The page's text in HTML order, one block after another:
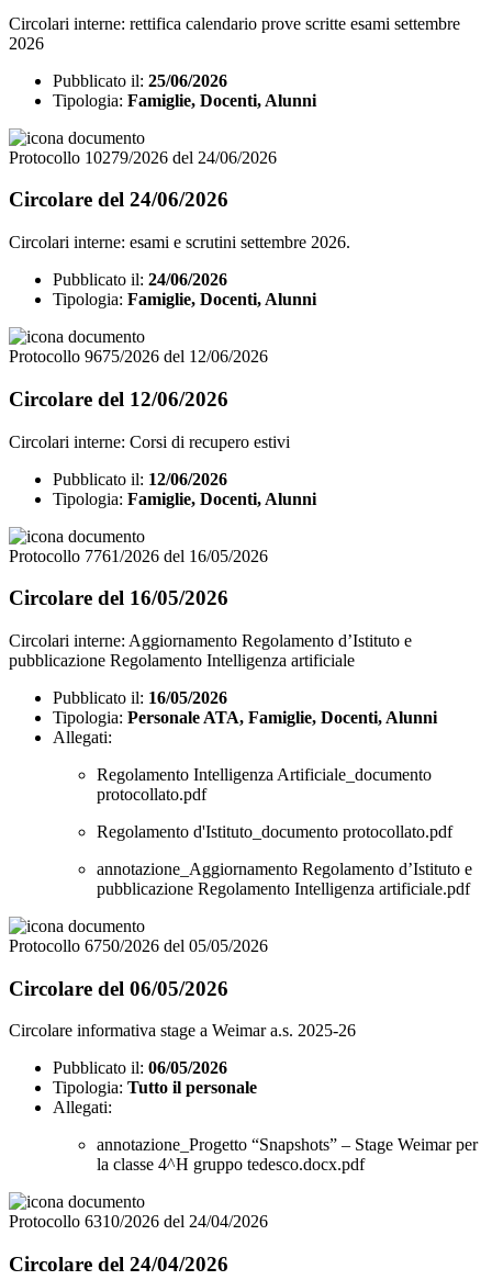
Circolari interne: rettifica calendario prove scritte esami settembre
2026
Pubblicato il: 25/06/2026
Tipologia: Famiglie, Docenti, Alunni
Protocollo 10279/2026 del 24/06/2026
Circolare del 24/06/2026
Circolari interne: esami e scrutini settembre 2026.
Pubblicato il: 24/06/2026
Tipologia: Famiglie, Docenti, Alunni
Protocollo 9675/2026 del 12/06/2026
Circolare del 12/06/2026
Circolari interne: Corsi di recupero estivi
Pubblicato il: 12/06/2026
Tipologia: Famiglie, Docenti, Alunni
Protocollo 7761/2026 del 16/05/2026
Circolare del 16/05/2026
Circolari interne: Aggiornamento Regolamento d’Istituto e
pubblicazione Regolamento Intelligenza artificiale
Pubblicato il: 16/05/2026
Tipologia: Personale ATA, Famiglie, Docenti, Alunni
Allegati:
Regolamento Intelligenza Artificiale_documento
protocollato.pdf
Regolamento d'Istituto_documento protocollato.pdf
annotazione_Aggiornamento Regolamento d’Istituto e
pubblicazione Regolamento Intelligenza artificiale.pdf
Protocollo 6750/2026 del 05/05/2026
Circolare del 06/05/2026
Circolare informativa stage a Weimar a.s. 2025-26
Pubblicato il: 06/05/2026
Tipologia: Tutto il personale
Allegati:
annotazione_Progetto “Snapshots” – Stage Weimar per
la classe 4^H gruppo tedesco.docx.pdf
Protocollo 6310/2026 del 24/04/2026
Circolare del 24/04/2026